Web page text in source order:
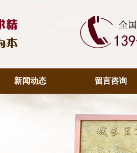
新闻动态 留言咨询